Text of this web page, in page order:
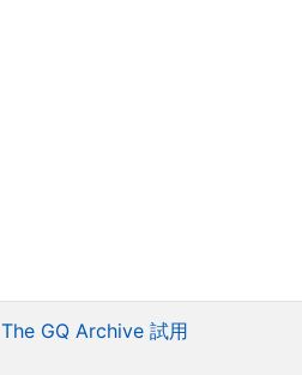
The GQ Archive 試用